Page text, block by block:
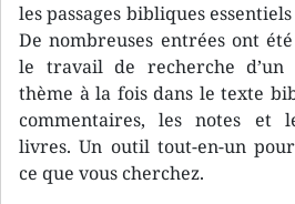
les passages bibliques
De nombreuses entrées ont
le travail de recherche d’un
thème à la fois dans le texte
commentaires, les notes et
livres. Un outil tout-en-un
ce que vous cherchez.